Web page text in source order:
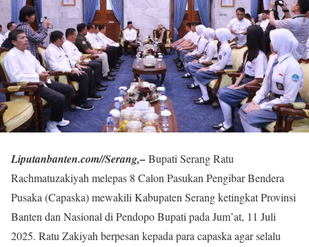
Liputanbanten.com//Serang,–Bupati Serang Ratu
Rachmatuzakiyah melepas 8 Calon Pasukan Pengibar Bendera
Pusaka (Capaska) mewakili Kabupaten Serang ketingkat Provinsi
Banten dan Nasional di Pendopo Bupati pada Jum’at, 11 Juli
2025. Ratu Zakiyah berpesan kepada para capaska agar selalu